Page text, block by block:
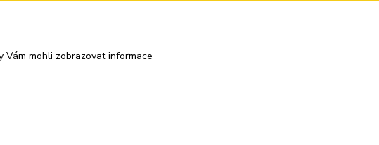
Vám mohli zobrazovat informace